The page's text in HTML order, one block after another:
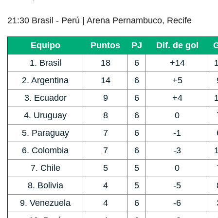
21:30 Brasil - Perú | Arena Pernambuco, Recife
Equipo Puntos PJ Dif. de gol
1. Brasil
18 6 +14
2. Argentina
14 6 +5
3. Ecuador
9 6 +4
4. Uruguay
8 6 0
5. Paraguay
7 6 -1
6. Colombia
7 6 -3
7. Chile
5 5 0
8. Bolivia
4 5 -5
9. Venezuela
4 6 -6